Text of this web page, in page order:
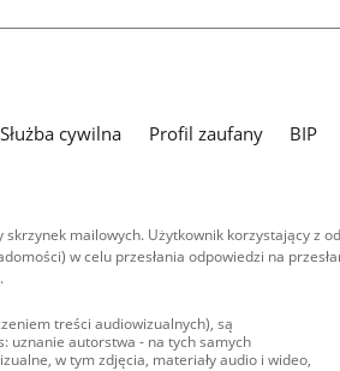
Służba cywilna Profil zaufany BIP
mailowych. Użytkownik korzystający z
w celu przesłania odpowiedzi na
treści audiowizualnych), są
uznanie autorstwa - na tych samych
w tym zdjęcia, materiały audio i wideo,